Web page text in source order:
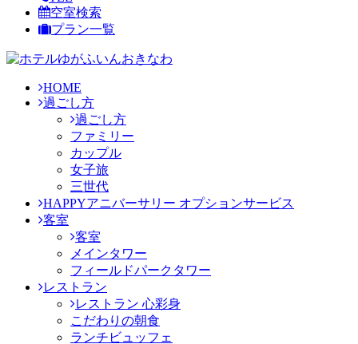
空室検索
プラン一覧
HOME
過ごし方
過ごし方
ファミリー
カップル
女子旅
三世代
HAPPYアニバーサリー オプションサービス
客室
客室
メインタワー
フィールドパークタワー
レストラン
レストラン 心彩身
こだわりの朝食
ランチビュッフェ